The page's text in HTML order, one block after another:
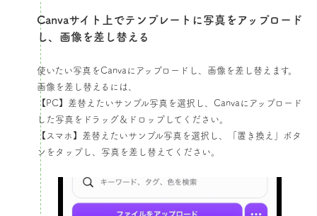
Canvaサイト上でテンプレートに写真をアップロード
し、画像を差し替える​
使いたい写真をCanvaにアップロードし、画像を差し替えます。
画像を差し替えるには、
【PC】差替えたいサンプル写真を選択し、Canvaにアップロード
した写真をドラッグ＆ドロップしてください。
【スマホ】差替えたいサンプル写真を選択し、「置き換え」ボタ
ンをタップし、写真を差し替えてください。​​